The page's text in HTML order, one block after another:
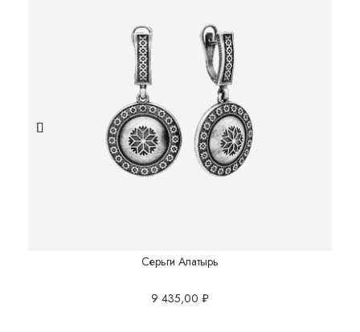
Серьги Алатырь
9 435,00 ₽